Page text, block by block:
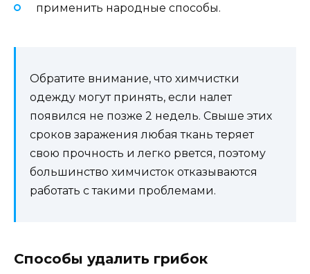
применить народные способы.
Обратите внимание, что химчистки
одежду могут принять, если налет
появился не позже 2 недель. Свыше этих
сроков заражения любая ткань теряет
свою прочность и легко рвется, поэтому
большинство химчисток отказываются
работать с такими проблемами.
Способы удалить грибок